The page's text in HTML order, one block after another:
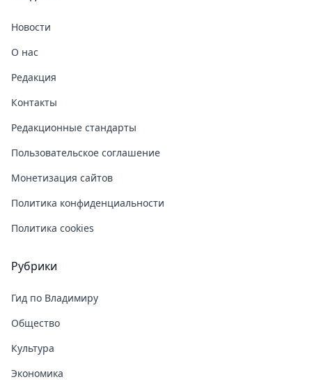
Новости
О нас
Редакция
Контакты
Редакционные стандарты
Пользовательское соглашение
Монетизация сайтов
Политика конфиденциальности
Политика cookies
Рубрики
Гид по Владимиру
Общество
Культура
Экономика